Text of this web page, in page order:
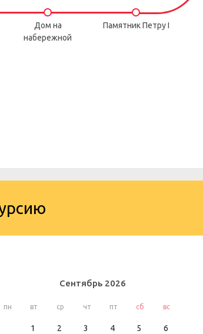
Памятник Петру I
Дом на
набережной
Сентябрь 2026
пн вт ср чт пт сб вс
1 2 3 4 5 6